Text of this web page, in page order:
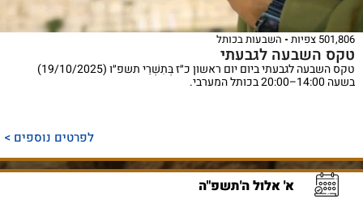
501,806 צפיות השבעות בכותל
טקס השבעה לגבעתי
טקס השבעה לגבעתי ביום יום ראשון כ״ז בְּתִשְׁרֵי תשפ״ו (19/10/2025)
בשעה 14:00–20:00 בכותל המערבי.
לפרטים נוספים >
א' אלול ה'תשפ"ה